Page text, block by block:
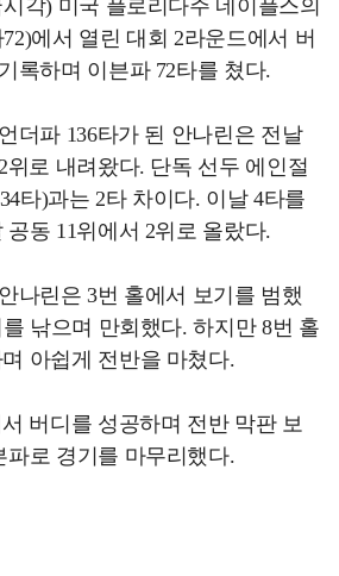
각) 미국 플로리다주 네이플스의
에서 열린 대회 2라운드에서 버
록하며 이븐파 72타를 쳤다.
더파 136타가 된 안나린은 전날
위로 내려왔다. 단독 선두 에인절
타)과는 2타 차이다. 이날 4타를
동 11위에서 2위로 올랐다.
나린은 3번 홀에서 보기를 범했
낚으며 만회했다. 하지만 8번 홀
아쉽게 전반을 마쳤다.
버디를 성공하며 전반 막판 보
파로 경기를 마무리했다.